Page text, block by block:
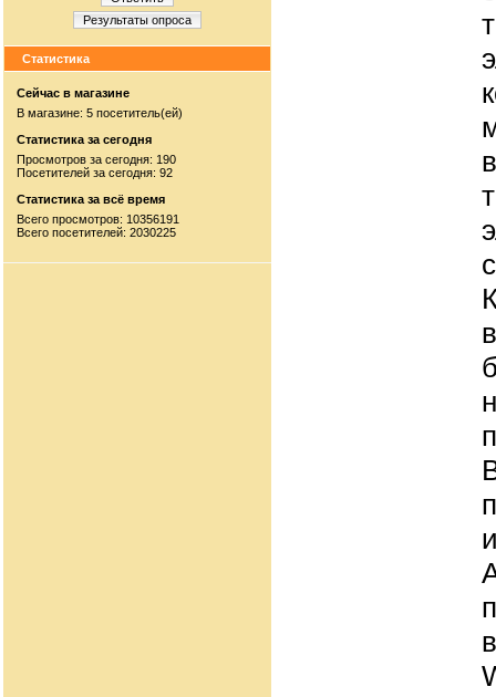
Результаты опроса
Статистика
Сейчас в магазине
В магазине: 5 посетитель(ей)
Статистика за сегодня
Просмотров за сегодня: 190
Посетителей за сегодня: 92
Статистика за всё время
Всего просмотров: 10356191
Всего посетителей: 2030225